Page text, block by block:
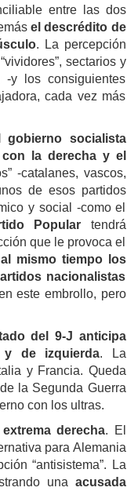
entre las dos
el descrédito de
. La percepción
sectarios y
-y los consiguientes
cada vez más
gobierno socialista
la derecha y el
-catalanes, vascos,
de esos partidos
y social -como el
Popular tendrá
que le provoca el
mismo tiempo los
nacionalistas
este embrollo, pero
del 9-J anticipa
y de izquierda. La
y Francia. Queda
la Segunda Guerra
con los ultras.
derecha. El
para Alemania
“antisistema”. La
una acusada